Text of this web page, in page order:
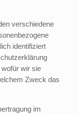
verschiedene
identifiziert
wir sie
Zweck das
im